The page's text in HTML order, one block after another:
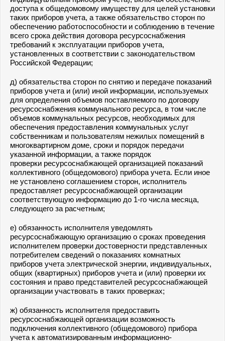
доступа к общедомовому имуществу для целей установки
таких приборов учета, а также обязательство сторон по
обеспечению работоспособности и соблюдению в течение
всего срока действия договора ресурсоснабжения
требований к эксплуатации приборов учета,
установленных в соответствии с законодательством
Российской Федерации;
д) обязательства сторон по снятию и передаче показаний
приборов учета и (или) иной информации, используемых
для определения объемов поставляемого по договору
ресурсоснабжения коммунального ресурса, в том числе
объемов коммунальных ресурсов, необходимых для
обеспечения предоставления коммунальных услуг
собственникам и пользователям нежилых помещений в
многоквартирном доме, сроки и порядок передачи
указанной информации, а также порядок
проверки ресурсоснабжающей организацией показаний
коллективного (общедомового) прибора учета. Если иное
не установлено соглашением сторон, исполнитель
предоставляет ресурсоснабжающей организации
соответствующую информацию до 1-го числа месяца,
следующего за расчетным;
е) обязанность исполнителя уведомлять
ресурсоснабжающую организацию о сроках проведения
исполнителем проверки достоверности представленных
потребителем сведений о показаниях комнатных
приборов учета электрической энергии, индивидуальных,
общих (квартирных) приборов учета и (или) проверки их
состояния и право представителей ресурсоснабжающей
организации участвовать в таких проверках;
ж) обязанность исполнителя предоставить
ресурсоснабжающей организации возможность
подключения коллективного (общедомового) прибора
учета к автоматизированным информационно-